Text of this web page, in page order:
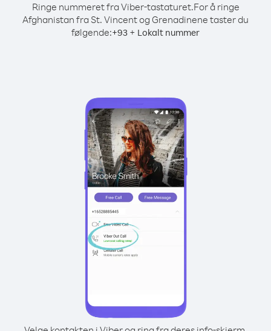
Ringe nummeret fra Viber-tastaturet.For å ringe
Afghanistan fra St. Vincent og Grenadinene taster du
følgende:+93 + Lokalt nummer